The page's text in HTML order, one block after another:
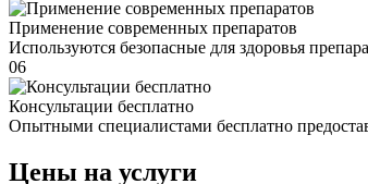
Применение современных препаратов
Используются безопасные для здоровья
06
Консультации бесплатно
Опытными специалистами бесплатно
Цены на услуги